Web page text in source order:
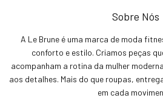
Sobre Nós
A Le Brune é uma marca de moda
conforto e estilo. Criamos peças
acompanham a rotina da mulher
aos detalhes. Mais do que roupas,
em cada